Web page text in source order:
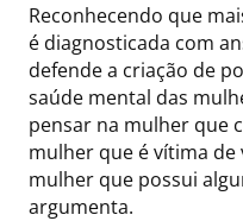
Reconhecendo que
é diagnosticada com
defende a criação de
saúde mental das
pensar na mulher que
mulher que é vítima de
mulher que possui
argumenta.